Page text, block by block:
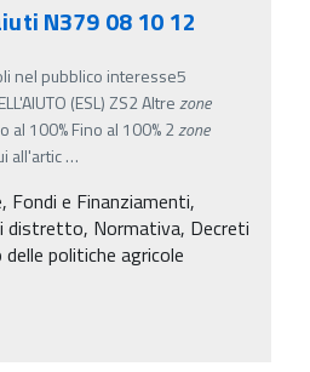
N379 08 10 12
nel pubblico interesse5
(ESL) ZS2 Altrezone
al 100% Fino al 100% 2zone
all'artic…
Fondi e Finanziamenti,
distretto, Normativa, Decreti
politiche agricole